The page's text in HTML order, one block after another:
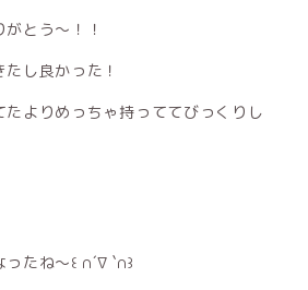
とう〜！！
し良かった！
たよりめっちゃ持っててびっくりし
たね〜꒰ ∩´∇ `∩꒱